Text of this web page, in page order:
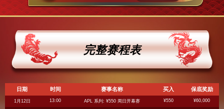
完整赛程表
日期 时间 赛事名称 买入 保底奖励
1月12日 13:00 APL 系列: ¥550 周日开幕赛 ¥550 ¥60,000